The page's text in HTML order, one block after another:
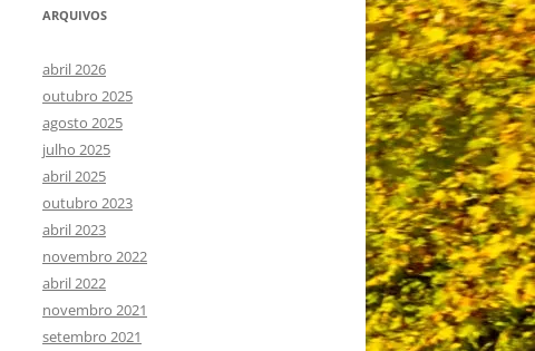
ARQUIVOS
abril 2026
outubro 2025
agosto 2025
julho 2025
abril 2025
outubro 2023
abril 2023
novembro 2022
abril 2022
novembro 2021
setembro 2021